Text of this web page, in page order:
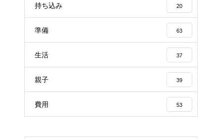
持ち込み 20
準備 63
生活 37
親子 39
費用 53